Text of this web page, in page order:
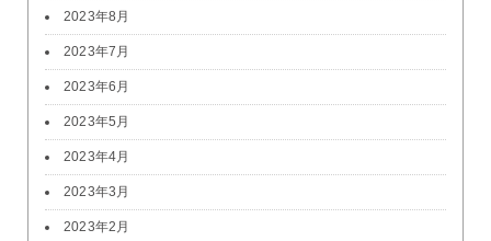
2023年8月
2023年7月
2023年6月
2023年5月
2023年4月
2023年3月
2023年2月